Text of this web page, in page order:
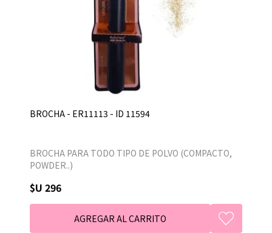
BROCHA - ER11113 - ID 11594
BROCHA PARA TODO TIPO DE POLVO (COMPACTO,
POWDER..)
$U 296